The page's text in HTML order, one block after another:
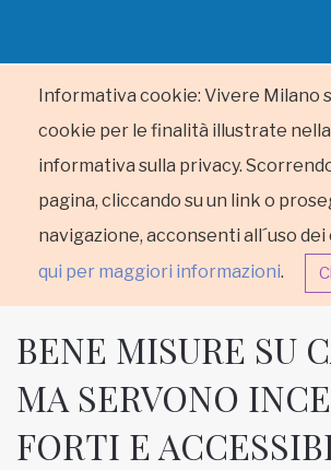
Informativa cookie: Vivere Milano
cookie per le finalità illustrate
informativa sulla privacy.
pagina, cliccando su un link o
navigazione, acconsenti all´uso dei
qui per maggiori informazioni.
HOME
BENE MISURE SU
MA SERVONO
FORTI E